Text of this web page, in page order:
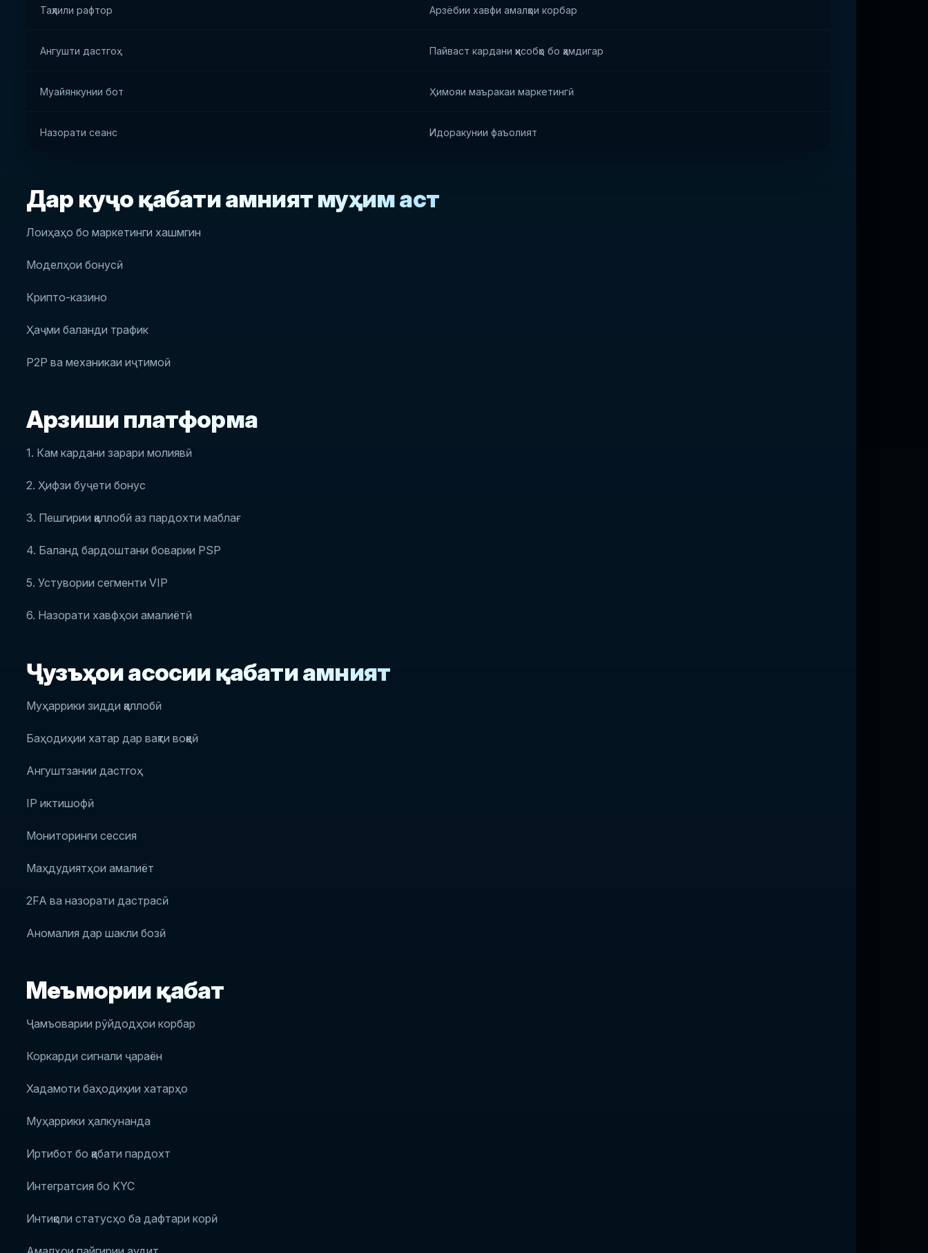
Таҳлили рафтор Арзёбии хавфи амалҳои корбар
Ангушти дастгоҳ Пайваст кардани ҳисобҳо бо ҳамдигар
Муайянкунии бот Ҳимояи маъракаи маркетингӣ
Назорати сеанс Идоракунии фаъолият
Дар куҷо қабати амният муҳим аст
Лоиҳаҳо бо маркетинги хашмгин
Моделҳои бонусӣ
Крипто-казино
Ҳаҷми баланди трафик
P2P ва механикаи иҷтимоӣ
Арзиши платформа
1. Кам кардани зарари молиявӣ
2. Ҳифзи буҷети бонус
3. Пешгирии қаллобӣ аз пардохти маблағ
4. Баланд бардоштани боварии PSP
5. Устувории сегменти VIP
6. Назорати хавфҳои амалиётӣ
Ҷузъҳои асосии қабати амният
Муҳаррики зидди қаллобӣ
Баҳодиҳии хатар дар вақти воқеӣ
Ангуштзании дастгоҳ
IP иктишофӣ
Мониторинги сессия
Маҳдудиятҳои амалиёт
2FA ва назорати дастрасӣ
Аномалия дар шакли бозӣ
Меъмории қабат
Ҷамъоварии рӯйдодҳои корбар
Коркарди сигнали ҷараён
Хадамоти баҳодиҳии хатарҳо
Муҳаррики ҳалкунанда
Иртибот бо қабати пардохт
Интегратсия бо KYC
Интиқоли статусҳо ба дафтари корӣ